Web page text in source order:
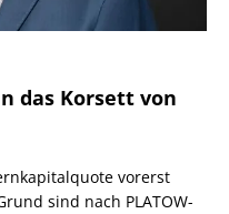
das Korsett von
vorerst
sind nach PLATOW-